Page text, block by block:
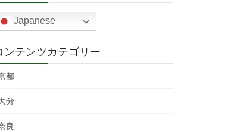
Japanese
ンテンツカテゴリー
都
分
良